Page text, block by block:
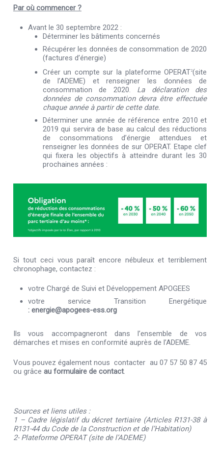
Par où commencer ?
Avant le 30 septembre 2022 :
Déterminer les bâtiments concernés
Récupérer les données de consommation de 2020
(factures d’énergie)
Créer un compte sur la plateforme OPERAT2(site
de l’ADEME) et renseigner les données de
consommation de 2020. La déclaration des
données de consommation devra être effectuée
chaque année à partir de cette date.
Déterminer une année de référence entre 2010 et
2019 qui servira de base au calcul des réductions
de consommations d’énergie attendues et
renseigner les données de sur OPERAT. Etape clef
qui fixera les objectifs à atteindre durant les 30
prochaines années :
Si tout ceci vous paraît encore nébuleux et terriblement
chronophage, contactez :
votre Chargé de Suivi et Développement APOGEES
votre service Transition Energétique
:energie@apogees-ess.org
Ils vous accompagneront dans l’ensemble de vos
démarches et mises en conformité auprès de l’ADEME.
Vous pouvez également nous contacter au 07 57 50 87 45
ou grâce au formulaire de contact.
Sources et liens utiles :
1 – Cadre législatif du décret tertiaire(Articles R131-38 à
R131-44 du Code de la Construction et de l’Habitation)
2- Plateforme OPERAT(site de l’ADEME)